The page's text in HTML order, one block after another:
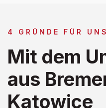
4 GRÜNDE FÜR UNS
Mit dem
aus
Katowice